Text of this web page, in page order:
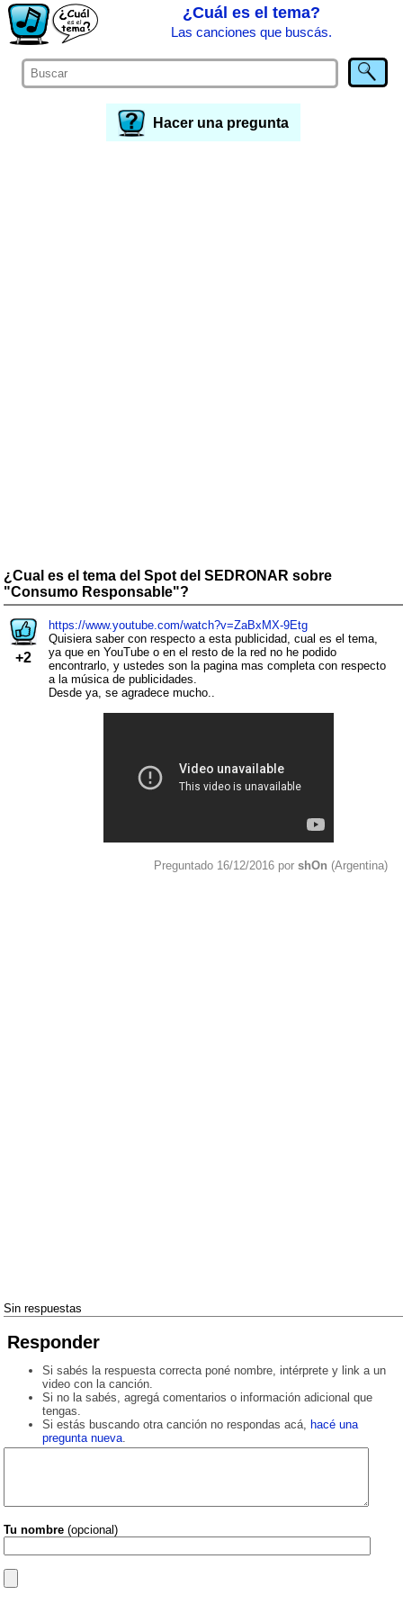
¿Cuál es el tema?
Las canciones que buscás.
Hacer una pregunta
¿Cual es el tema del Spot del SEDRONAR sobre
"Consumo Responsable"?
+2
https://www.youtube.com/watch?v=ZaBxMX-9Etg
Quisiera saber con respecto a esta publicidad, cual es el tema,
ya que en YouTube o en el resto de la red no he podido
encontrarlo, y ustedes son la pagina mas completa con respecto
a la música de publicidades.
Desde ya, se agradece mucho..
Preguntado 16/12/2016 por shOn (Argentina)
Sin respuestas
Responder
Si sabés la respuesta correcta poné nombre, intérprete y link a un
video con la canción.
Si no la sabés, agregá comentarios o información adicional que
tengas.
Si estás buscando otra canción no respondas acá, hacé una
pregunta nueva.
Tu nombre (opcional)